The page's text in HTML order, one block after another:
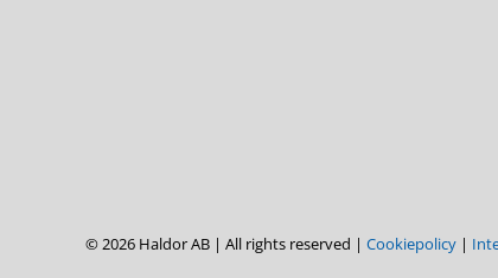
© 2026 Haldor AB | All rights reserved | Cookiepolicy |